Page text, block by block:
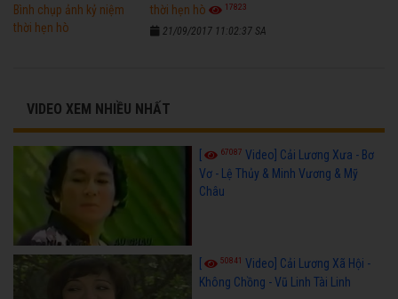
thời hẹn hò
17823
21/09/2017 11:02:37 SA
VIDEO XEM NHIỀU NHẤT
[ 67087 Video] Cải Lương Xưa - Bơ
Vơ - Lệ Thủy & Minh Vương & Mỹ
Châu
50841
Video] Cải Lương Xã Hội -
Không Chồng - Vũ Linh Tài Linh